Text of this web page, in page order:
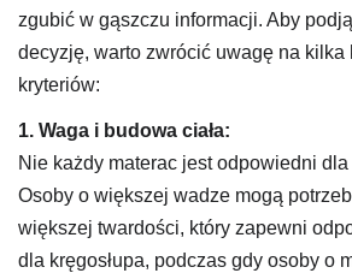
zgubić w gąszczu informacji. Aby
decyzję, warto zwrócić uwagę na kilka
kryteriów:
1. Waga i budowa ciała:
Nie każdy materac jest odpowiedni
Osoby o większej wadze mogą
większej twardości, który zapewni
dla kręgosłupa, podczas gdy osoby o